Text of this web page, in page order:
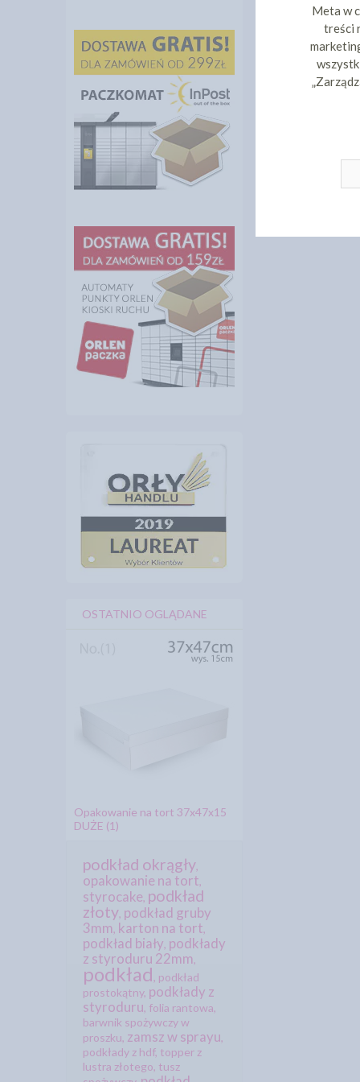
OSTATNIO OGLĄDANE
Opakowanie na tort 37x47x15
DUŻE (1)
podkład okrągły,
opakowanie na tort,
styrocake, podkład
złoty, podkład gruby
3mm, karton na tort,
podkład biały, podkłady
z styroduru 22mm,
podkład, podkład
prostokątny, podkłady z
styroduru, folia rantowa,
barwnik spożywczy w
proszku, zamsz w sprayu,
podkłady z hdf, topper z
lustra złotego, tusz
Meta w
treści